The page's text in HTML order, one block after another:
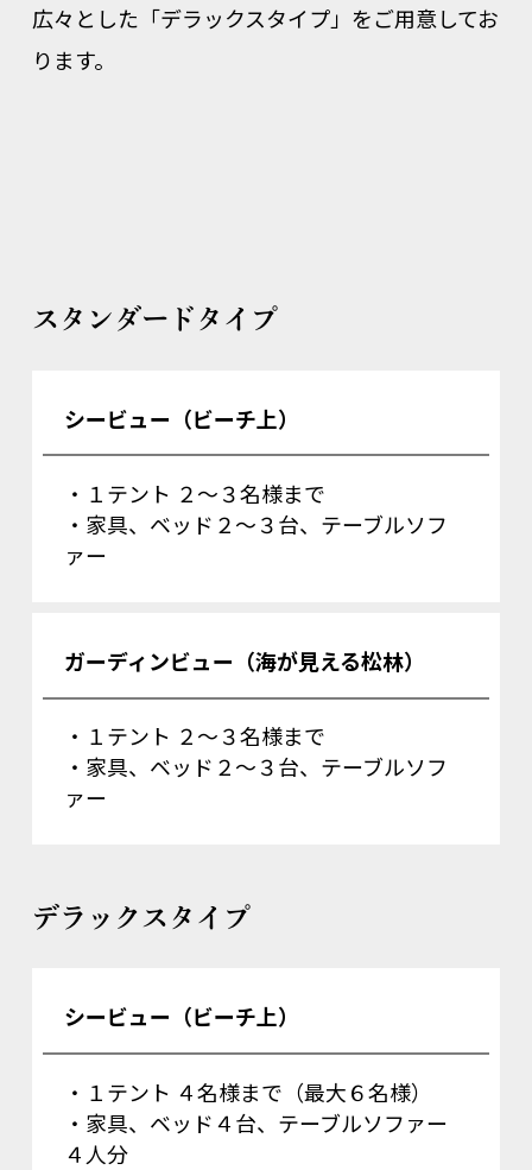
広々とした「デラックスタイプ」をご用意してお
ります。
スタンダードタイプ
シービュー（ビーチ上）
・１テント ２～３名様まで
・家具、ベッド２～３台、テーブルソフ
ァー
ガーディンビュー（海が見える松林）
・１テント ２～３名様まで
・家具、ベッド２～３台、テーブルソフ
ァー
デラックスタイプ
シービュー（ビーチ上）
・１テント ４名様まで（最大６名様）
・家具、ベッド４台、テーブルソファー
４人分